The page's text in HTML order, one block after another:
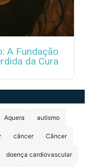
A Fundação
da Cura
Aquera autismo
câncer Cãncer
doença cardiovascular